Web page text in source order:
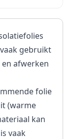
gebruikt
afwerken
folie
(warme
kan
vaak